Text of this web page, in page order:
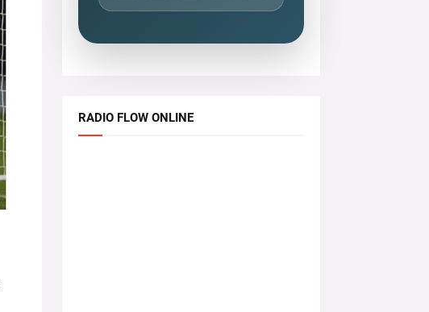
RADIO FLOW ONLINE